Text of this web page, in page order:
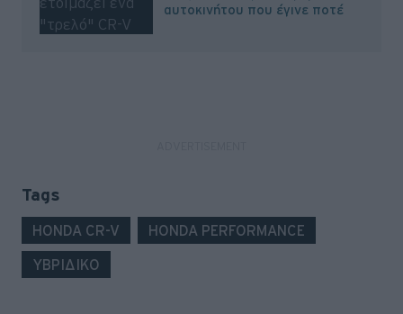
αυτοκινήτου που έγινε ποτέ
Tags
HONDA CR-V HONDA PERFORMANCE
ΥΒΡΙΔΙΚΟ